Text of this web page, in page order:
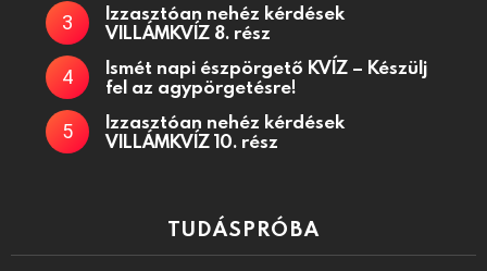
Izzasztóan nehéz kérdések
VILLÁMKVÍZ 8. rész
Ismét napi észpörgető KVÍZ – Készülj
fel az agypörgetésre!
Izzasztóan nehéz kérdések
VILLÁMKVÍZ 10. rész
TUDÁSPRÓBA